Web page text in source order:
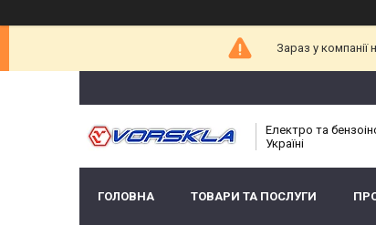
Зараз у
Електро та
Україні
ГОЛОВНА ТОВАРИ ТА ПОСЛУГИ